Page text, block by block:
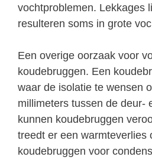
vochtproblemen. Lekkages
resulteren soms in grote
Een overige oorzaak voor
koudebruggen. Een
waar de isolatie te wensen
millimeters tussen de deur-
kunnen koudebruggen
treedt er een warmteverlies
koudebruggen voor